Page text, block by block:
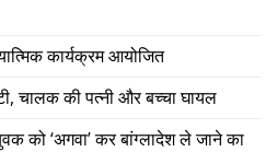
कार्यक्रम आयोजित
चालक की पत्नी और बच्चा घायल
को ‘अगवा’ कर बांग्लादेश ले जाने का